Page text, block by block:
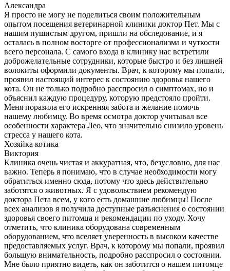
Александра
Я просто не могу не поделиться своим положительным
опытом посещения ветеринарной клиники доктор Пет. Мы с
нашим пушистым другом, пришли на обследование, и я
осталась в полном восторге от профессионализма и чуткости
всего персонала. С самого входа в клинику нас встретили
доброжелательные сотрудники, которые быстро и без лишней
волокиты оформили документы. Врач, к которому мы попали,
проявил настоящий интерес к состоянию здоровья нашего
кота. Он не только подробно расспросил о симптомах, но и
объяснил каждую процедуру, которую предстояло пройти.
Меня поразила его искренняя забота и желание помочь
нашему любимцу. Во время осмотра доктор учитывал все
особенности характера Лео, что значительно снизило уровень
стресса у нашего кота.
Хозяйка котика
Виктория
Клиника очень чистая и аккуратная, что, безусловно, для нас
важно. Теперь я понимаю, что в случае необходимости могу
обратиться именно сюда, потому что здесь действительно
заботятся о животных. Я с удовольствием рекомендую
доктора Пета всем, у кого есть домашние любимцы! После
всех анализов я получила доступные разъяснения о состоянии
здоровья своего питомца и рекомендации по уходу. Хочу
отметить, что клиника оборудована современным
оборудованием, что вселяет уверенность в высоком качестве
предоставляемых услуг. Врач, к которому мы попали, проявил
большую внимательность, подробно расспросил о состоянии.
Мне было приятно видеть, как он заботится о нашем питомце